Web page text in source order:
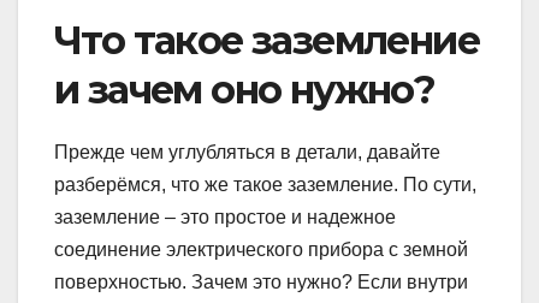
Что такое заземление
и зачем оно нужно?
Прежде чем углубляться в детали, давайте
разберёмся, что же такое заземление. По сути,
заземление – это простое и надежное
соединение электрического прибора с земной
поверхностью. Зачем это нужно? Если внутри